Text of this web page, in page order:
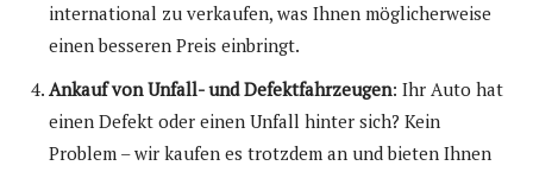
international zu verkaufen, was Ihnen möglicherweise
einen besseren Preis einbringt.
Ankauf von Unfall- und Defektfahrzeugen: Ihr Auto hat
einen Defekt oder einen Unfall hinter sich? Kein
Problem – wir kaufen es trotzdem an und bieten Ihnen